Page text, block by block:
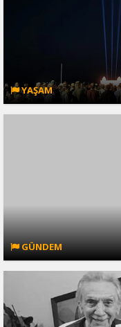
YAŞAM
GÜNDEM